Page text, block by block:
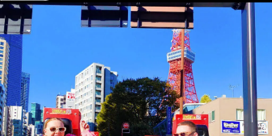
START
Unternehmen Buchung
Shop wechseln
Tokio Shinagawa Tokio Akihabara#1